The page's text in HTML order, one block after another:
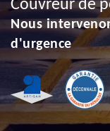
Couvreur de
Nous
d'urgence